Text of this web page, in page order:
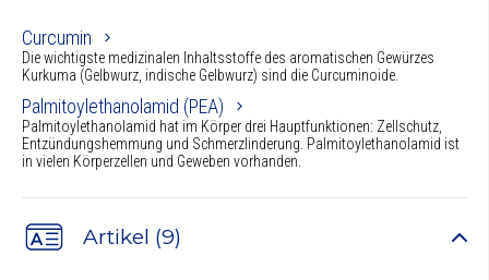
Curcumin
Die wichtigste medizinalen Inhaltsstoffe des aromatischen Gewürzes
Kurkuma (Gelbwurz, indische Gelbwurz) sind die Curcuminoide.
Palmitoylethanolamid (PEA)
Palmitoylethanolamid hat im Körper drei Hauptfunktionen: Zellschutz,
Entzündungshemmung und Schmerzlinderung. Palmitoylethanolamid ist
in vielen Körperzellen und Geweben vorhanden.
Artikel (9)